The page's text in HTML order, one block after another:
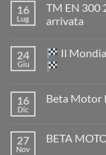
16
Lug
TM EN 300
arrivata
su
TM
EN
2026:
è
arrivata
24
Giu
Il
su
Motocross
è
16
Dic
Beta Motor
Beta
27
Nov
BETA